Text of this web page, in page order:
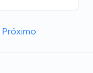
Próximo